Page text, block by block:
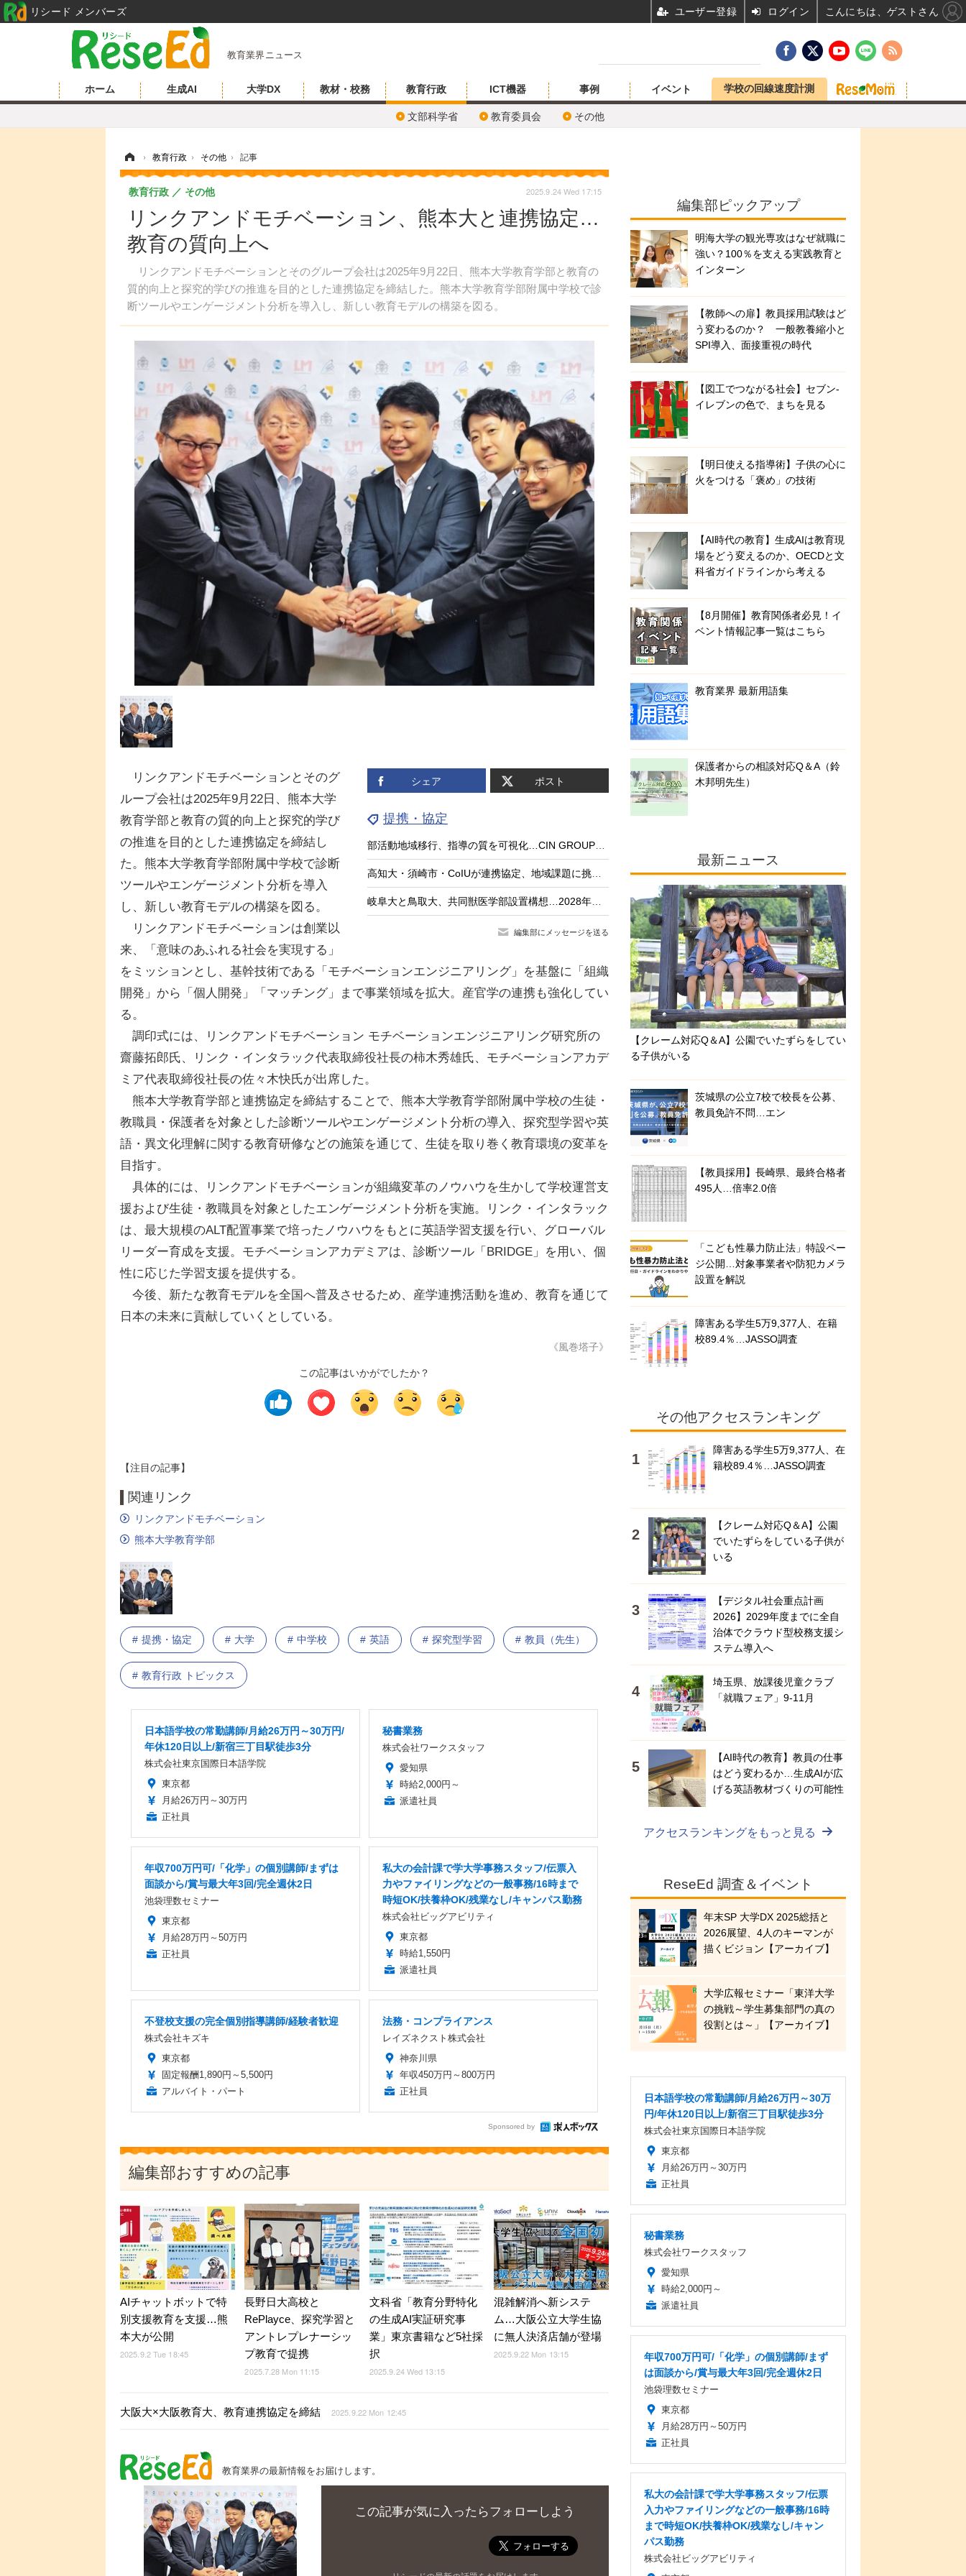
教育業界ニュース
ホーム 生成AI 大学DX 教材・校務 教育行政
文部科学省 教育委員会 その他
ICT機器 事例 イベント 学校の回線速度計測
› 教育行政 › その他 › 記事
リンクアンドモチベーション、熊本大と連携協定…
教育の質向上へ
リンクアンドモチベーションとそのグループ会社は2025年9月22日、熊本大学教育学部と教育の
質的向上と探究的学びの推進を目的とした連携協定を締結した。熊本大学教育学部附属中学校で診
断ツールやエンゲージメント分析を導入し、新しい教育モデルの構築を図る。
教育行政 その他 2025.9.24 Wed 17:15
シェア ポスト
提携・協定
部活動地域移行、指導の質を可視化…CIN GROUPとFCEが業務提携
高知大・須崎市・CoIUが連携協定、地域課題に挑む「共創型人材」育成へ
岐阜大と鳥取大、共同獣医学部設置構想…2028年度の設置へ
編集部にメッセージを送る
リンクアンドモチベーションとそのグ
ループ会社は2025年9月22日、熊本大学
教育学部と教育の質的向上と探究的学び
の推進を目的とした連携協定を締結し
た。熊本大学教育学部附属中学校で診断
ツールやエンゲージメント分析を導入
し、新しい教育モデルの構築を図る。
リンクアンドモチベーションは創業以
来、「意味のあふれる社会を実現する」
をミッションとし、基幹技術である「モチベーションエンジニアリング」を基盤に「組織
開発」から「個人開発」「マッチング」まで事業領域を拡大。産官学の連携も強化してい
る。
調印式には、リンクアンドモチベーション モチベーションエンジニアリング研究所の
齋藤拓郎氏、リンク・インタラック代表取締役社長の柿木秀雄氏、モチベーションアカデ
ミア代表取締役社長の佐々木快氏が出席した。
熊本大学教育学部と連携協定を締結することで、熊本大学教育学部附属中学校の生徒・
教職員・保護者を対象とした診断ツールやエンゲージメント分析の導入、探究型学習や英
語・異文化理解に関する教育研修などの施策を通じて、生徒を取り巻く教育環境の変革を
目指す。
具体的には、リンクアンドモチベーションが組織変革のノウハウを生かして学校運営支
援および生徒・教職員を対象としたエンゲージメント分析を実施。リンク・インタラック
は、最大規模のALT配置事業で培ったノウハウをもとに英語学習支援を行い、グローバル
リーダー育成を支援。モチベーションアカデミアは、診断ツール「BRIDGE」を用い、個
性に応じた学習支援を提供する。
今後、新たな教育モデルを全国へ普及させるため、産学連携活動を進め、教育を通じて
日本の未来に貢献していくとしている。
《風巻塔子》
この記事はいかがでしたか？
【注目の記事】
関連リンク
リンクアンドモチベーション
熊本大学教育学部
提携・協定 大学 中学校 英語 探究型学習 教員（先生）
教育行政 トピックス
日本語学校の常勤講師/月給26万円～30万円/
年休120日以上/新宿三丁目駅徒歩3分
株式会社東京国際日本語学院
東京都
月給26万円～30万円
正社員
秘書業務
株式会社ワークスタッフ
愛知県
時給2,000円～
派遣社員
年収700万円可/「化学」の個別講師/まずは
面談から/賞与最大年3回/完全週休2日
池袋理数セミナー
東京都
月給28万円～50万円
正社員
私大の会計課で学大学事務スタッフ/伝票入
力やファイリングなどの一般事務/16時まで
時短OK/扶養枠OK/残業なし/キャンパス勤務
株式会社ビッグアビリティ
東京都
時給1,550円
派遣社員
不登校支援の完全個別指導講師/経験者歓迎
株式会社キズキ
東京都
固定報酬1,890円～5,500円
アルバイト・パート
法務・コンプライアンス
レイズネクスト株式会社
神奈川県
年収450万円～800万円
正社員
Sponsored by
編集部おすすめの記事
AIチャットボットで特
別支援教育を支援…熊
本大が公開
2025.9.2 Tue 18:45
長野日大高校と
RePlayce、探究学習と
アントレプレナーシッ
プ教育で提携
2025.7.28 Mon 11:15
文科省「教育分野特化
の生成AI実証研究事
業」東京書籍など5社採
択
2025.9.24 Wed 13:15
混雑解消へ新システ
ム…大阪公立大学生協
に無人決済店舗が登場
2025.9.22 Mon 13:15
大阪大×大阪教育大、教育連携協定を締結 2025.9.22 Mon 12:45
教育業界の最新情報をお届けします。
この記事が気に入ったらフォローしよう
編集部ピックアップ
明海大学の観光専攻はなぜ就職に
強い？100％を支える実践教育と
インターン
【教師への扉】教員採用試験はど
う変わるのか？ 一般教養縮小と
SPI導入、面接重視の時代
【図工でつながる社会】セブン‐
イレブンの色で、まちを見る
【明日使える指導術】子供の心に
火をつける「褒め」の技術
【AI時代の教育】生成AIは教育現
場をどう変えるのか、OECDと文
科省ガイドラインから考える
【8月開催】教育関係者必見！イ
ベント情報記事一覧はこちら
教育業界 最新用語集
保護者からの相談対応Q＆A（鈴
木邦明先生）
最新ニュース
【クレーム対応Q＆A】公園でいたずらをしてい
る子供がいる
茨城県の公立7校で校長を公募、
教員免許不問…エン
【教員採用】長崎県、最終合格者
495人…倍率2.0倍
「こども性暴力防止法」特設ペー
ジ公開…対象事業者や防犯カメラ
設置を解説
障害ある学生5万9,377人、在籍
校89.4％…JASSO調査
その他アクセスランキング
障害ある学生5万9,377人、在
籍校89.4％…JASSO調査
【クレーム対応Q＆A】公園
でいたずらをしている子供が
いる
【デジタル社会重点計画
2026】2029年度までに全自
治体でクラウド型校務支援シ
ステム導入へ
埼玉県、放課後児童クラブ
「就職フェア」9-11月
【AI時代の教育】教員の仕事
はどう変わるか…生成AIが広
げる英語教材づくりの可能性
アクセスランキングをもっと見る
ReseEd 調査＆イベント
年末SP 大学DX 2025総括と
2026展望、4人のキーマンが
描くビジョン【アーカイブ】
大学広報セミナー「東洋大学
の挑戦～学生募集部門の真の
役割とは～」【アーカイブ】
日本語学校の常勤講師/月給26万円～30万
円/年休120日以上/新宿三丁目駅徒歩3分
株式会社東京国際日本語学院
東京都
月給26万円～30万円
正社員
秘書業務
株式会社ワークスタッフ
愛知県
時給2,000円～
派遣社員
年収700万円可/「化学」の個別講師/まず
は面談から/賞与最大年3回/完全週休2日
池袋理数セミナー
東京都
月給28万円～50万円
正社員
私大の会計課で学大学事務スタッフ/伝票
入力やファイリングなどの一般事務/16時
まで時短OK/扶養枠OK/残業なし/キャン
パス勤務
株式会社ビッグアビリティ
リシード メンバーズ ユーザー登録 ログイン こんにちは、ゲストさん